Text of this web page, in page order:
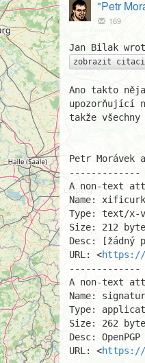
"Petr
169
zobrazit citaci
Ano takto
upozorňující
takže
Petr Morávek
-------------
A non-text
Name:
Type: text/x-
Size: 212
Desc: [žádný
URL: <https://
-------------
A non-text
Name:
Type:
Size: 262
Desc:
URL: <https://